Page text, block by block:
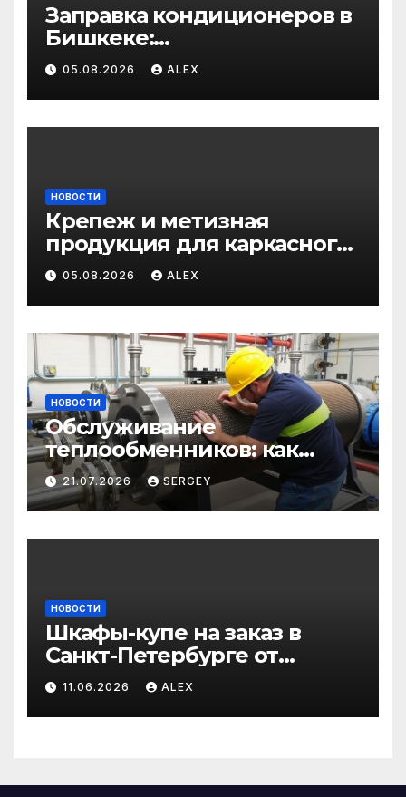
Заправка кондиционеров в
Бишкеке:
профессиональные услуги
для дома и авто
05.08.2026 ALEX
НОВОСТИ
Крепеж и метизная
продукция для каркасного
и загородного
строительства: от
саморезов до анкеров
05.08.2026 ALEX
НОВОСТИ
Обслуживание
теплообменников: как
сохранить эффективность
и избежать простоев
21.07.2026 SERGEY
НОВОСТИ
Шкафы-купе на заказ в
Санкт-Петербурге от
производителя по
доступным ценам
11.06.2026 ALEX